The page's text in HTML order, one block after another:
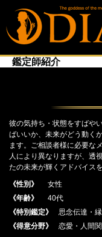
鑑定師紹介
彼の気持ち・状態をすばや
ばいいか、未来がどう動く
ます。ご相談者様に必要な
人により異なりますが、透
たの未来が輝くアドバイス
《性別》
女性
《年齢》
40代
《特別鑑定》
思念伝達・
《得意分野》
恋愛・人間